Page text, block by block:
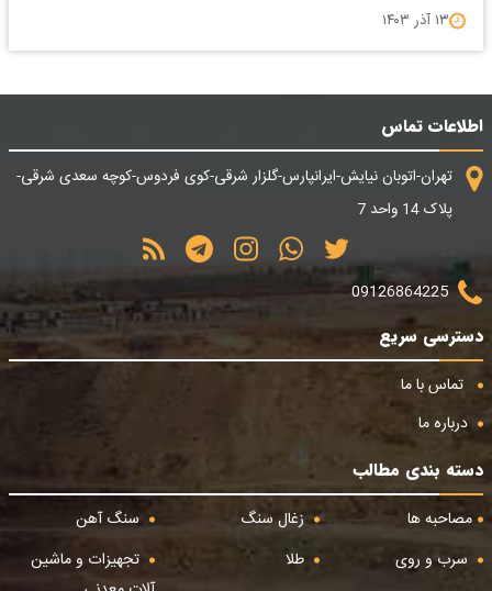
۱۳ آذر ۱۴۰۳
اطلاعات تماس
تهران-اتوبان نیایش-ایرانپارس-گلزار شرقی-کوی فردوس-کوچه سعدی شرقی-
پلاک 14 واحد 7
09126864225
دسترسی سریع
تماس با ما
درباره ما
دسته بندی مطالب
مصاحبه ها
زغال سنگ
سنگ آهن
سرب و روی
طلا
تجهیزات و ماشین